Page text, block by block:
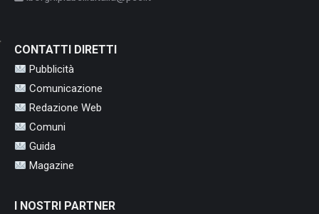
CONTATTI DIRETTI
Pubblicità
Comunicazione
Redazione Web
Comuni
Guida
Magazine
I NOSTRI PARTNER